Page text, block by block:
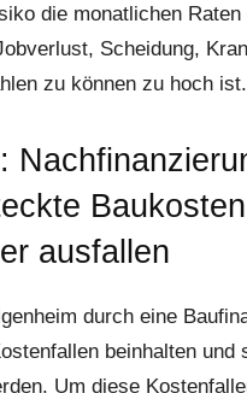
die monatlichen Raten
Scheidung,
zu können zu hoch ist.
Baukosten
ausfallen
durch eine
beinhalten und
Um diese